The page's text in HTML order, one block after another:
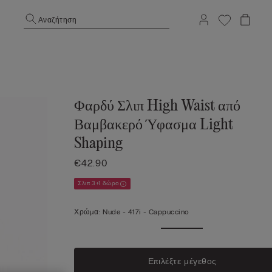
Αναζήτηση
Φαρδύ Σλιπ High Waist από
Βαμβακερό Ύφασμα Light
Shaping
€42.90
Σλιπ 3+1 δώρο
Χρώμα: Nude - 417i - Cappuccino
Επιλέξτε μέγεθος